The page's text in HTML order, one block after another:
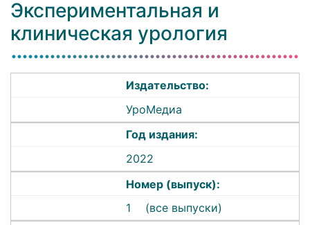
Экспериментальная и
клиническая урология
Издательство:
УроМедиа
Год издания:
2022
Номер (выпуск):
1
(все выпуски)